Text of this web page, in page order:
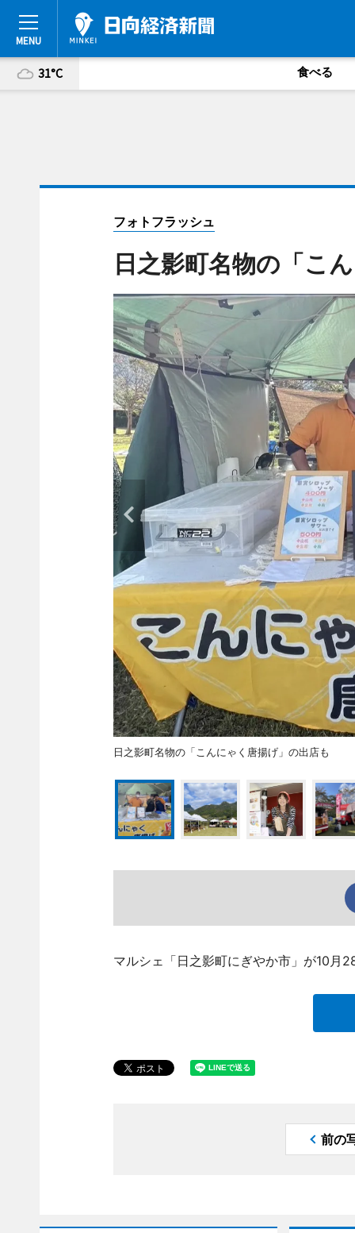
31°C 食べる
フォトフラッシュ
日之影町名物の「こ
日之影町名物の「こんにゃく唐揚げ」の出店も
マルシェ「日之影町にぎやか市」が10月
前の